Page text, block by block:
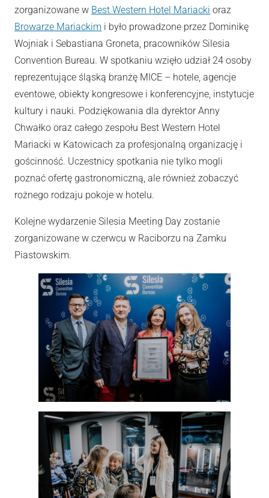
zorganizowane w Best Western Hotel Mariacki oraz
Browarze Mariackim i było prowadzone przez Dominikę
Wojniak i Sebastiana Groneta, pracowników Silesia
Convention Bureau. W spotkaniu wzięło udział 24 osoby
reprezentujące śląską branżę MICE – hotele, agencje
eventowe, obiekty kongresowe i konferencyjne, instytucje
kultury i nauki. Podziękowania dla dyrektor Anny
Chwałko oraz całego zespołu Best Western Hotel
Mariacki w Katowicach za profesjonalną organizację i
gościnność. Uczestnicy spotkania nie tylko mogli
poznać ofertę gastronomiczną, ale również zobaczyć
rożnego rodzaju pokoje w hotelu.
Kolejne wydarzenie Silesia Meeting Day zostanie
zorganizowane w czerwcu w Raciborzu na Zamku
Piastowskim.